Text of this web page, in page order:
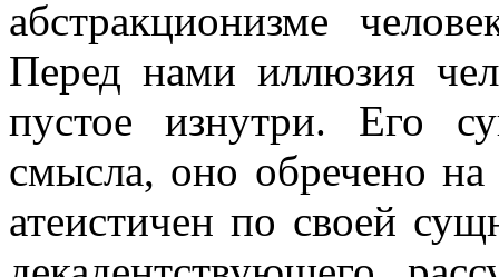
абстракционизме
Перед нами иллюзия
пустое изнутри. Его
смысла, оно обречено
атеистичен по своей